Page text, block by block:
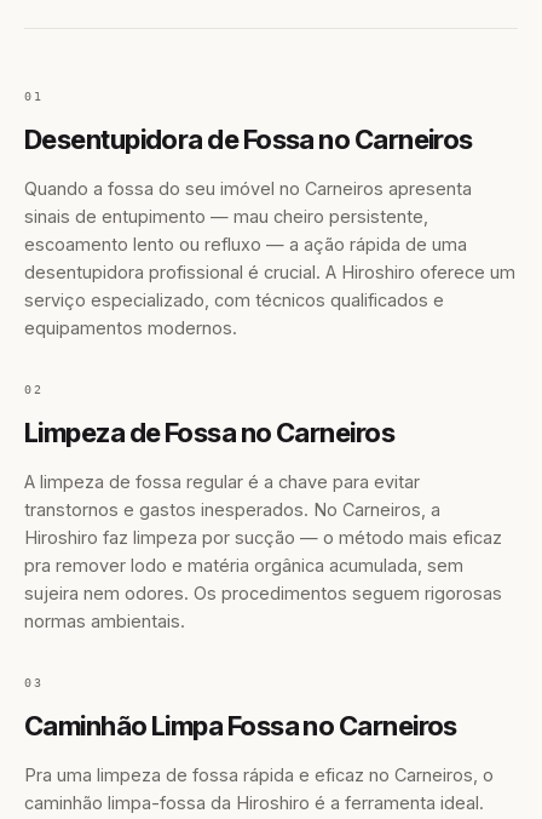
01
Desentupidora de Fossa no Carneiros
Quando a fossa do seu imóvel no Carneiros apresenta
sinais de entupimento — mau cheiro persistente,
escoamento lento ou refluxo — a ação rápida de uma
desentupidora profissional é crucial. A Hiroshiro oferece um
serviço especializado, com técnicos qualificados e
equipamentos modernos.
02
Limpeza de Fossa no Carneiros
A limpeza de fossa regular é a chave para evitar
transtornos e gastos inesperados. No Carneiros, a
Hiroshiro faz limpeza por sucção — o método mais eficaz
pra remover lodo e matéria orgânica acumulada, sem
sujeira nem odores. Os procedimentos seguem rigorosas
normas ambientais.
03
Caminhão Limpa Fossa no Carneiros
Pra uma limpeza de fossa rápida e eficaz no Carneiros, o
caminhão limpa-fossa da Hiroshiro é a ferramenta ideal.